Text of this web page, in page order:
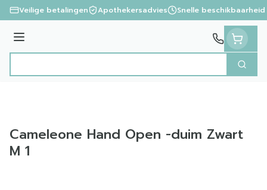
Ga naar de inhoud
Veilige betalingen Apothekersadvies Snelle beschikbaarheid
Menu
Zoek
Cameleone Hand Open -duim Zwart
M 1